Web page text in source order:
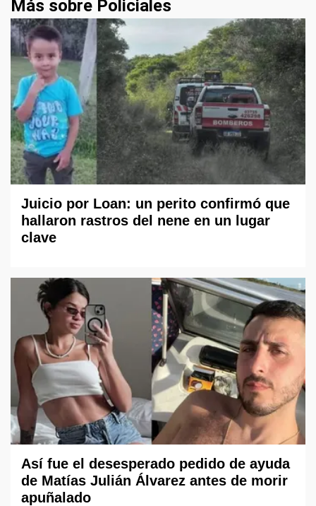
Más sobre Policiales
Juicio por Loan: un perito confirmó que
hallaron rastros del nene en un lugar
clave
Así fue el desesperado pedido de ayuda
de Matías Julián Álvarez antes de morir
apuñalado